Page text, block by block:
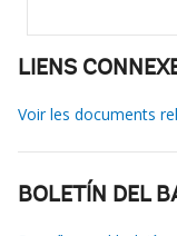
LIENS
Voir les documents
BOLETÍN DEL